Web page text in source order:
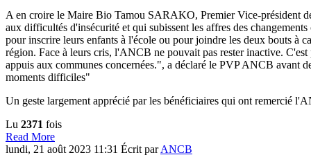
A en croire le Maire Bio Tamou SARAKO, Premier Vice-président
aux difficultés d'insécurité et qui subissent les affres des
pour inscrire leurs enfants à l'école ou pour joindre les deux bouts à
région. Face à leurs cris, l'ANCB ne pouvait pas rester inactive.
appuis aux communes concernées.", a déclaré le PVP ANCB avant
moments difficiles"
Un geste largement apprécié par les bénéficiaires qui ont remercié
Lu 2371 fois
Read More
lundi, 21 août 2023 11:31 Écrit parANCB